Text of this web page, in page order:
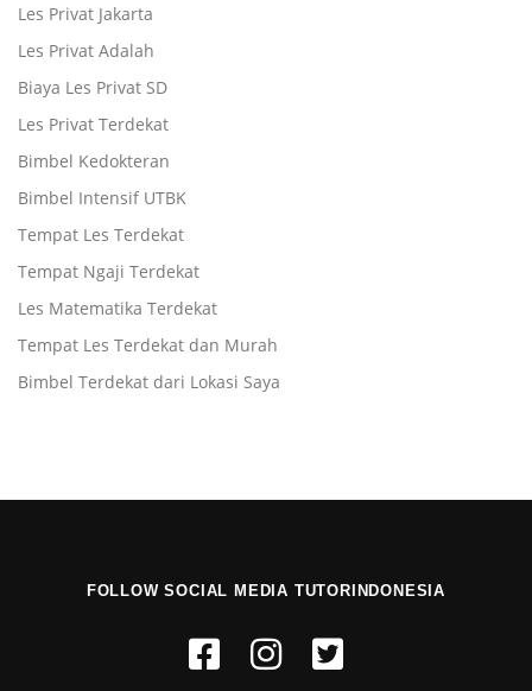
Les Privat Jakarta
Les Privat Adalah
Biaya Les Privat SD
Les Privat Terdekat
Bimbel Kedokteran
Bimbel Intensif UTBK
Tempat Les Terdekat
Tempat Ngaji Terdekat
Les Matematika Terdekat
Tempat Les Terdekat dan Murah
Bimbel Terdekat dari Lokasi Saya
FOLLOW SOCIAL MEDIA TUTORINDONESIA